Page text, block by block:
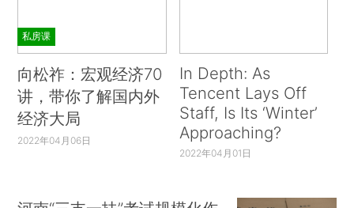
私房课
向松祚：宏观经济70
讲，带你了解国内外
经济大局
2022年04月06日
In Depth: As
Tencent Lays Off
Staff, Is Its ‘Winter’
Approaching?
2022年04月01日